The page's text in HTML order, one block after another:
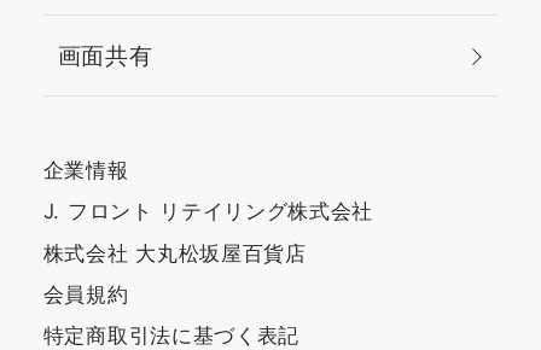
画面共有
企業情報
J. フロント リテイリング株式会社
株式会社 大丸松坂屋百貨店
会員規約
特定商取引法に基づく表記